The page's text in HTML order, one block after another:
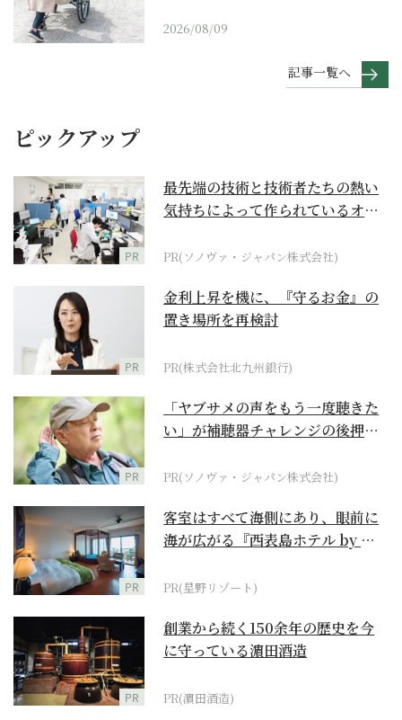
2026/08/09
記事一覧へ
ピックアップ
PR
最先端の技術と技術者たちの熱い
気持ちによって作られているオー
PR(ソノヴァ・ジャパン株式会社)
PR
金利上昇を機に、『守るお金』の
置き場所を再検討
PR(株式会社北九州銀行)
PR
「ヤブサメの声をもう一度聴きた
い」が補聴器チャレンジの後押し
PR(ソノヴァ・ジャパン株式会社)
PR
客室はすべて海側にあり、眼前に
海が広がる『西表島ホテル by 星
PR(星野リゾート)
PR
創業から続く150余年の歴史を今
に守っている濵田酒造
PR(濵田酒造)